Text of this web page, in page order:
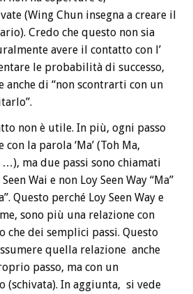
(Wing Chun insegna a creare il
Credo che questo non sia
avere il contatto con l’
le probabilità di successo,
anche di “non scontrarti con un
non è utile. In più, ogni passo
la parola ‘Ma’ (Toh Ma,
…), ma due passi sono chiamati
Wai e non Loy Seen Way “Ma”
Questo perché Loy Seen Way e
sono più una relazione con
che dei semplici passi. Questo
quella relazione anche
passo, ma con un
(schivata). In aggiunta, si vede